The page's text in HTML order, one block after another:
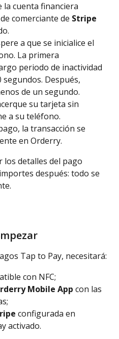
la cuenta financiera
comerciante de Stripe
a que se inicialice el
La primera
periodo de inactividad
Después,
de un segundo.
su tarjeta sin
a su teléfono.
la transacción se
en Orderry.
los detalles del pago
después: todo se
Tap to Pay, necesitará:
con NFC;
Mobile App con las
configurada en
activado.